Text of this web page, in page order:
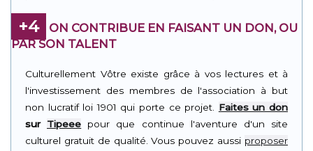
+4
ON CONTRIBUE EN FAISANT UN DON, OU
PAR SON TALENT
Culturellement Vôtre existe grâce à vos lectures et à
l'investissement des membres de l'association à but
non lucratif loi 1901 qui porte ce projet. Faites un don
sur Tipeee pour que continue l'aventure d'un site
culturel gratuit de qualité. Vous pouvez aussi proposer